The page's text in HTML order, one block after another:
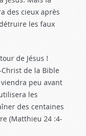
des cieux après
les faux
de Jésus !
Christ de la Bible
peu avant
les
des centaines
(Matthieu 24 :4-